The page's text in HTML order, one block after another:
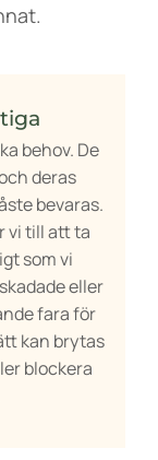
behov. De
deras
bevaras.
vi till att ta
som vi
eller
fara för
kan brytas
blockera